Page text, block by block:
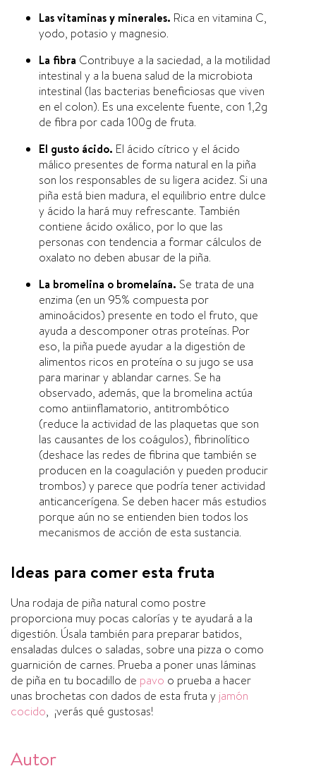
Las vitaminas y minerales. Rica en vitamina C,
yodo, potasio y magnesio.
La fibra Contribuye a la saciedad, a la motilidad
intestinal y a la buena salud de la microbiota
intestinal (las bacterias beneficiosas que viven
en el colon). Es una excelente fuente, con 1,2g
de fibra por cada 100g de fruta.
El gusto ácido. El ácido cí­trico y el ácido
málico presentes de forma natural en la piña
son los responsables de su ligera acidez. Si una
piña está bien madura, el equilibrio entre dulce
y ácido la hará muy refrescante. También
contiene ácido oxálico, por lo que las
personas con tendencia a formar cálculos de
oxalato no deben abusar de la piña.
La bromelina o bromelaí­na. Se trata de una
enzima (en un 95% compuesta por
aminoácidos) presente en todo el fruto, que
ayuda a descomponer otras proteí­nas. Por
eso, la piña puede ayudar a la digestión de
alimentos ricos en proteí­na o su jugo se usa
para marinar y ablandar carnes. Se ha
observado, además, que la bromelina actúa
como antiinflamatorio, antitrombótico
(reduce la actividad de las plaquetas que son
las causantes de los coágulos), fibrinolí­tico
(deshace las redes de fibrina que también se
producen en la coagulación y pueden producir
trombos) y parece que podrí­a tener actividad
anticancerí­gena. Se deben hacer más estudios
porque aún no se entienden bien todos los
mecanismos de acción de esta sustancia.
Ideas para comer esta fruta
Una rodaja de piña natural como postre
proporciona muy pocas calorí­as y te ayudará a la
digestión. Úsala también para preparar batidos,
ensaladas dulces o saladas, sobre una pizza o como
guarnición de carnes. Prueba a poner unas láminas
de piña en tu bocadillo de pavo o prueba a hacer
unas brochetas con dados de esta fruta y jamón
cocido, ¡verás qué gustosas!
Autor